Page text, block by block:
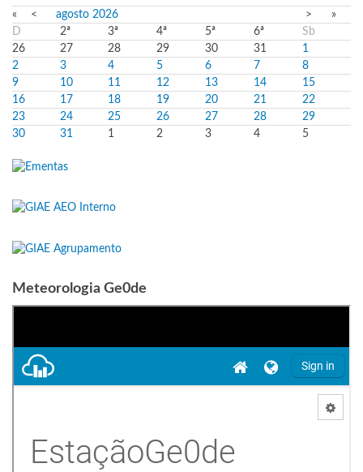
« < agosto 2026 >
»
D
2ª 3ª 4ª 5ª 6ª
Sb
26
27 28 29 30 31
1
2
3 4 5 6 7
8
9
10 11 12 13 14
15
16
17 18 19 20 21
22
23
24 25 26 27 28
29
30
31 1 2 3 4 5
Meteorologia Ge0de